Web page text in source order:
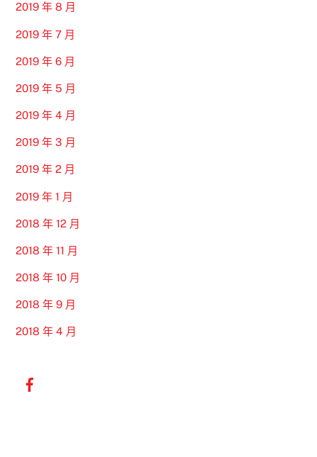
2019 年 8 月
2019 年 7 月
2019 年 6 月
2019 年 5 月
2019 年 4 月
2019 年 3 月
2019 年 2 月
2019 年 1 月
2018 年 12 月
2018 年 11 月
2018 年 10 月
2018 年 9 月
2018 年 4 月